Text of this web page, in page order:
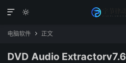


电脑软件  正文
DVD Audio